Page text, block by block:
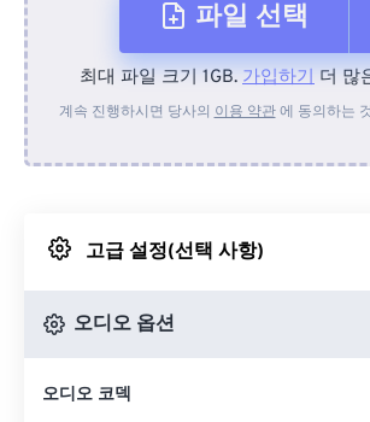
파일 선택
장치에서
Google 드라이브에
최대 파일 크기 1GB. 가입하기 더 많
계속 진행하시면 당사의 이용 약관에 동의하는
고급 설정(선택 사항)
오디오 옵션
오디오 코덱